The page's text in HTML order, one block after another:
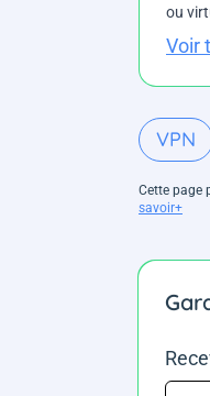
ou
Voir
VPN
Cette page
savoir+